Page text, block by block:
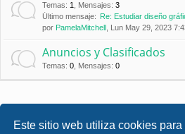
Este sitio web utiliza cookies
Temas: 1 Mensajes: 3
Último mensaje: Re: Estudiar diseño
por PamelaMitchell , Lun May 29, 2023
Anuncios y Clasificados
Temas: 0 Mensajes: 0
Foro de Ingenieria Civil & Arquitectura